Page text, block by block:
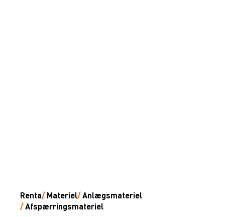
Renta/ Materiel/Anlægsmateriel
/Afspærringsmateriel